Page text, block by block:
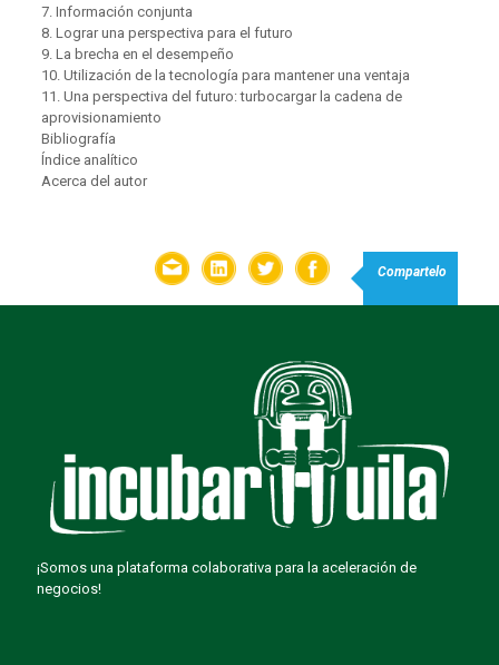
7. Información conjunta
8. Lograr una perspectiva para el futuro
9. La brecha en el desempeño
10. Utilización de la tecnología para mantener una ventaja
11. Una perspectiva del futuro: turbocargar la cadena de
aprovisionamiento
Bibliografía
Índice analítico
Acerca del autor
Compartelo
¡Somos una plataforma colaborativa para la aceleración de
negocios!